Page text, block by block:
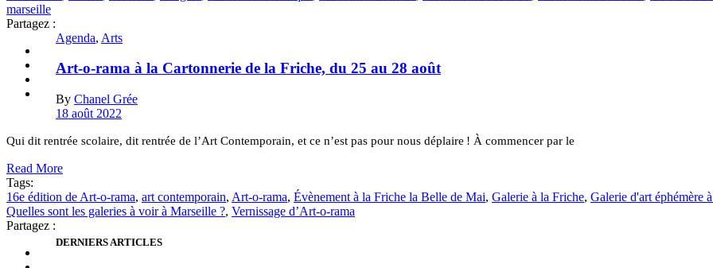
marseille
Partagez :
Agenda, Arts
Art-o-rama à la Cartonnerie de la Friche, du 25 au 28 août
By Chanel Grée
18 août 2022
Qui dit rentrée scolaire, dit rentrée de l’Art Contemporain, et ce n’est pas pour nous déplaire ! À commencer par le
Read More
Tags:
16e édition de Art-o-rama, art contemporain, Art-o-rama, Évènement à la Friche la Belle de Mai, Galerie à la Friche, Galerie d'art éphémère
Quelles sont les galeries à voir à Marseille ?, Vernissage d’Art-o-rama
Partagez :
DERNIERS ARTICLES